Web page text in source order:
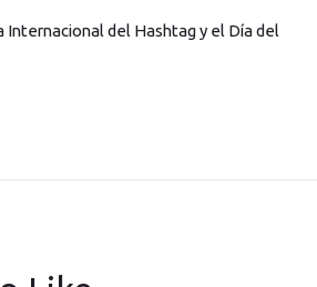
Internacional del Hashtag y el Día del